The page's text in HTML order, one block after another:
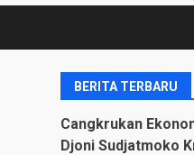
BERITA TERBARU
Cangkrukan
Djoni Sudjatmoko